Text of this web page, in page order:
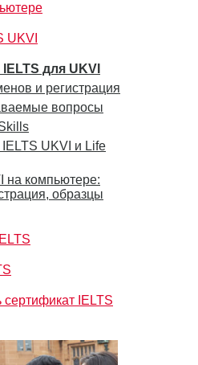
UKVI
для UKVI
и регистрация
вопросы
UKVI и Life
на компьютере:
образцы
сертификат IELTS